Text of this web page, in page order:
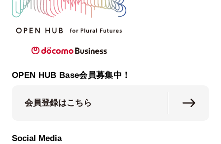
OPEN HUB Base会員募集中！
会員登録はこちら
Social Media